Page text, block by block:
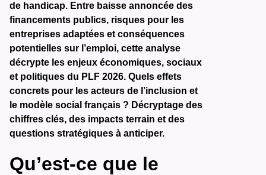
de handicap. Entre baisse annoncée des
financements publics, risques pour les
entreprises adaptées et conséquences
potentielles sur l’emploi, cette analyse
décrypte les enjeux économiques, sociaux
et politiques du PLF 2026. Quels effets
concrets pour les acteurs de l’inclusion et
le modèle social français ? Décryptage des
chiffres clés, des impacts terrain et des
questions stratégiques à anticiper.
Qu’est-ce que le